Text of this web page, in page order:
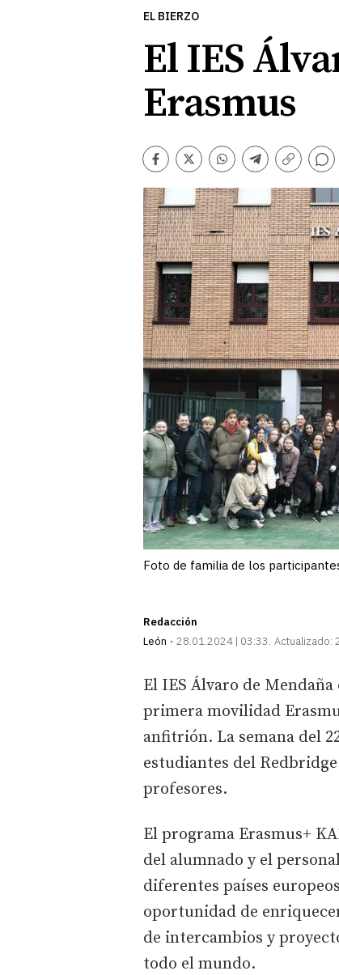
EL BIERZO
El IES
Erasmus
Facebook
TwitterWhatsapp
Telegram
Copiar
enlace
Comentarios
Foto de familia de los
Redacción
León
28.01.2024 | 03:33 Actualizado:
El IES Álvaro de
primera movilidad
anfitrión. La semana del
estudiantes del
profesores.
El programa Erasmus+
del alumnado y el
diferentes países
oportunidad de
de intercambios y
todo el mundo.